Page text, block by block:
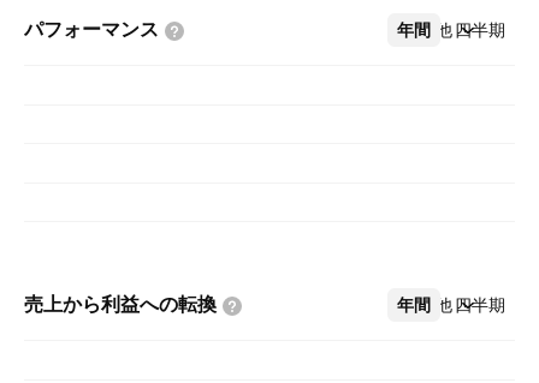
パフォーマンス 年間 四半期
その他
売上から利益への転換 年間 四半期
その他